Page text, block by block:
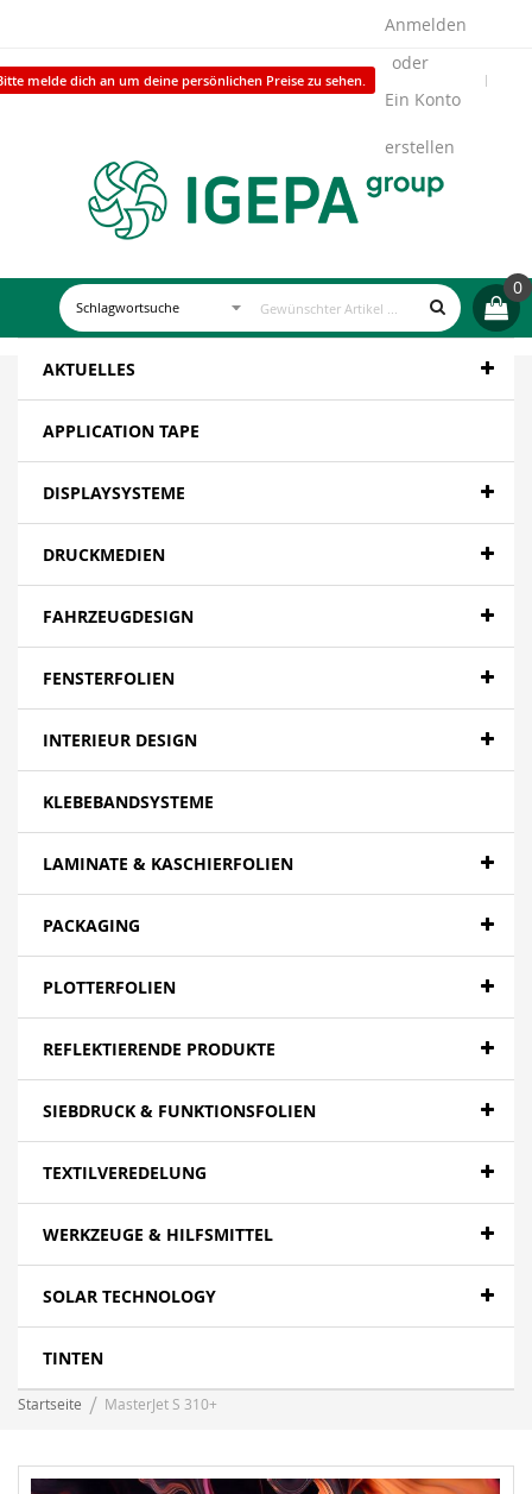
melde dich an um deine persönlichen Preise zu sehen.
Anmelden
Ein Konto
erstellen
0
AKTUELLES
APPLICATION TAPE
DISPLAYSYSTEME
DRUCKMEDIEN
FAHRZEUGDESIGN
FENSTERFOLIEN
INTERIEUR DESIGN
KLEBEBANDSYSTEME
LAMINATE & KASCHIERFOLIEN
PACKAGING
PLOTTERFOLIEN
REFLEKTIERENDE PRODUKTE
SIEBDRUCK & FUNKTIONSFOLIEN
TEXTILVEREDELUNG
WERKZEUGE & HILFSMITTEL
SOLAR TECHNOLOGY
TINTEN
Startseite MasterJet S 310+